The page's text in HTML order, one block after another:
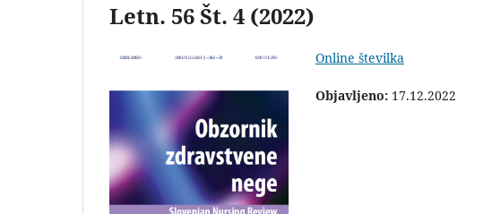
Letn. 56 Št. 4 (2022)
Online številka
Objavljeno: 17.12.2022